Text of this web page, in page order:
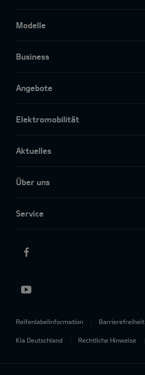
Modelle
Business
Angebote
Elektromobilität
Aktuelles
Über uns
Service
Reifenlabelinformation Barrierefreiheit
Kia Deutschland Rechtliche Hinweise